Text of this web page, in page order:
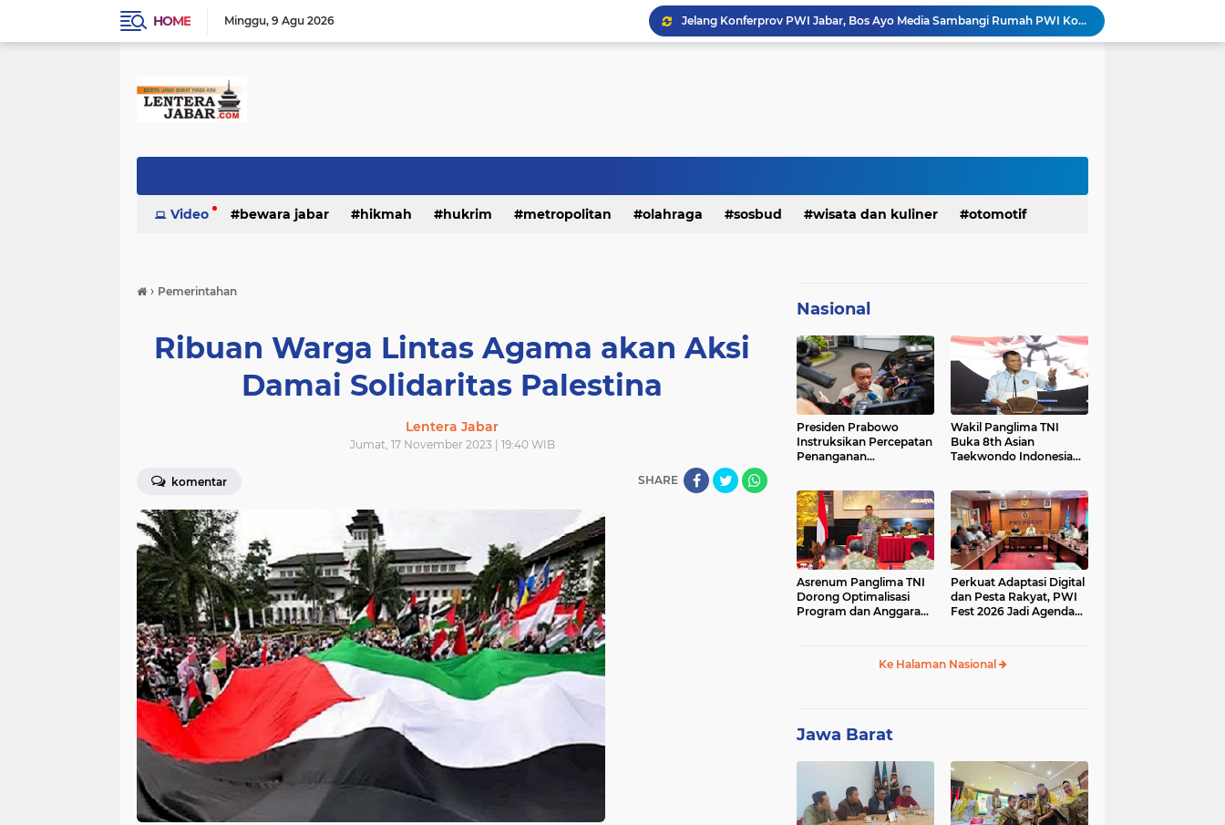
HOME Minggu 9 Agu 2026 Jelang Konferprov PWI Jabar, Bos Ayo Media Sambangi Rumah PWI Kota Bogor
Bangkitkan Merek Legendaris Semen Kujang, SIG Bidik Penguatan Dominasi Pasar Jawa Barat
Pemkot Siapkan 100 Armada Pengangkut Sampah Bila TPPAS Legok Nangka Beroperasi
Video bewara jabar hikmah hukrim metropolitan olahraga sosbud wisata dan kuliner otomotif
› Pemerintahan
Ribuan Warga Lintas Agama akan Aksi
Damai Solidaritas Palestina
Lentera Jabar
Jumat, 17 November 2023 | 19:40 WIB
komentar SHARE
Nasional
Presiden Prabowo
Instruksikan Percepatan
Penanganan
BBM
Wakil Panglima TNI
Buka 8th Asian
Taekwondo Indonesia
Asrenum Panglima TNI
Dorong Optimalisasi
Program dan Anggaran
Perkuat Adaptasi Digital
dan Pesta Rakyat, PWI
Fest 2026 Jadi Agenda
Ke Halaman Nasional
Jawa Barat